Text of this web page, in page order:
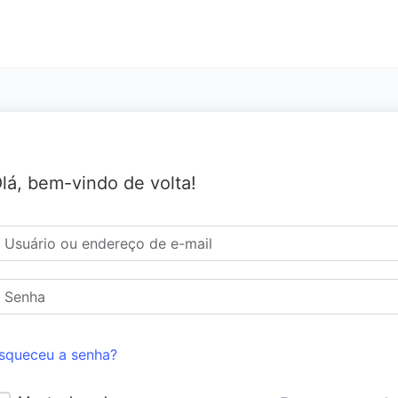
bem-vindo de volta!
a senha?